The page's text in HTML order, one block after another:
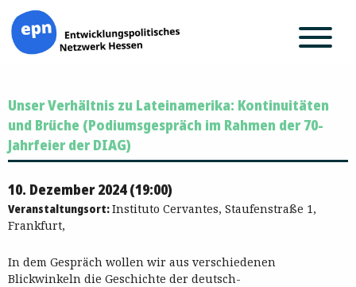
Inhalt
springen
Unser Verhältnis zu Lateinamerika: Kontinuitäten
und Brüche (Podiumsgespräch im Rahmen der 70-
Jahrfeier der DIAG)
10. Dezember 2024 (19:00)
Veranstaltungsort:Instituto Cervantes, Staufenstraße 1,
Frankfurt,
In dem Gespräch wollen wir aus verschiedenen
Blickwinkeln die Geschichte der deutsch-